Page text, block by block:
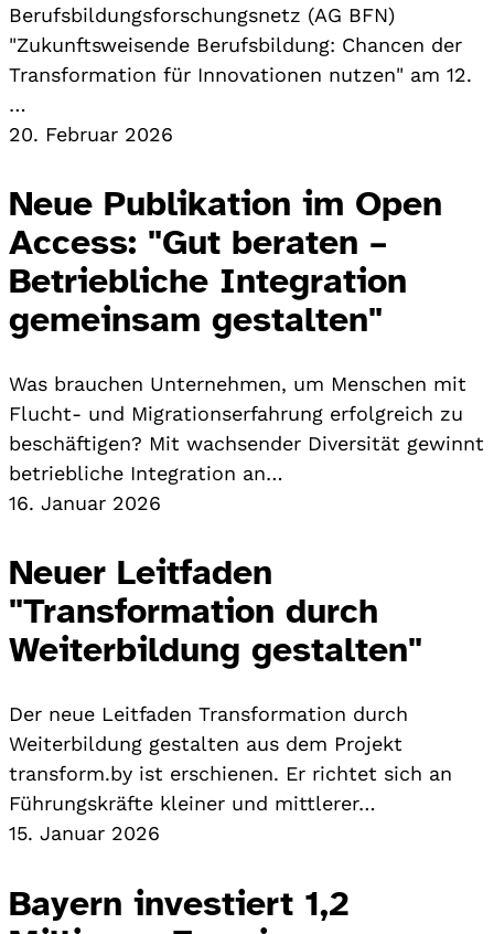
Berufsbildungsforschungsnetz (AG BFN)
"Zukunftsweisende Berufsbildung: Chancen der
Transformation für Innovationen nutzen" am 12.
…
20. Februar 2026
Neue Publikation im Open
Access: "Gut beraten –
Betriebliche Integration
gemeinsam gestalten"
Was brauchen Unternehmen, um Menschen mit
Flucht- und Migrationserfahrung erfolgreich zu
beschäftigen? Mit wachsender Diversität gewinnt
betriebliche Integration an…
16. Januar 2026
Neuer Leitfaden
"Transformation durch
Weiterbildung gestalten"
Der neue Leitfaden Transformation durch
Weiterbildung gestalten aus dem Projekt
transform.by ist erschienen. Er richtet sich an
Führungskräfte kleiner und mittlerer…
15. Januar 2026
Bayern investiert 1,2